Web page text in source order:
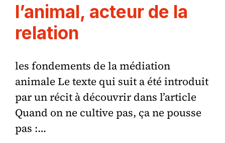
l’animal, acteur de la
relation
les fondements de la médiation
animale Le texte qui suit a été introduit
par un récit à découvrir dans l’article
Quand on ne cultive pas, ça ne pousse
pas :…